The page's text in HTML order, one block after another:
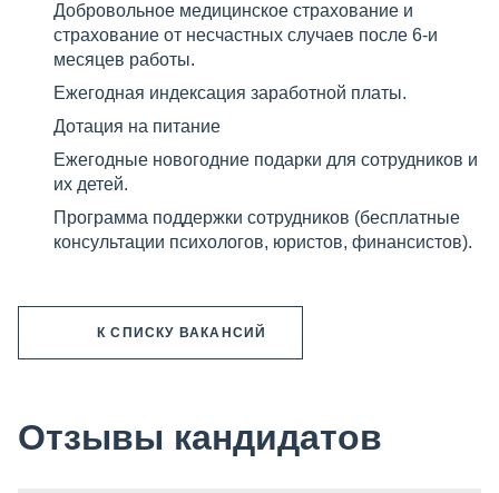
Добровольное медицинское страхование и
страхование от несчастных случаев после 6-и
месяцев работы.
Ежегодная индексация заработной платы.
Дотация на питание
Ежегодные новогодние подарки для сотрудников и
их детей.
Программа поддержки сотрудников (бесплатные
консультации психологов, юристов, финансистов).
К СПИСКУ ВАКАНСИЙ
Отзывы кандидатов